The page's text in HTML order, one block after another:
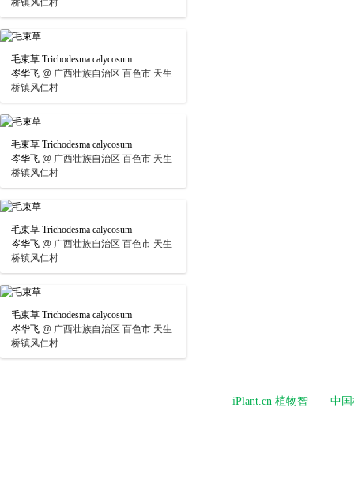
桥镇风仁村
毛束草 Trichodesma calycosum
岑华飞 @ 广西壮族自治区 百色市 天生
桥镇风仁村
毛束草 Trichodesma calycosum
岑华飞 @ 广西壮族自治区 百色市 天生
桥镇风仁村
毛束草 Trichodesma calycosum
岑华飞 @ 广西壮族自治区 百色市 天生
桥镇风仁村
毛束草 Trichodesma calycosum
岑华飞 @ 广西壮族自治区 百色市 天生
桥镇风仁村
iPlant.cn 植物智——中国